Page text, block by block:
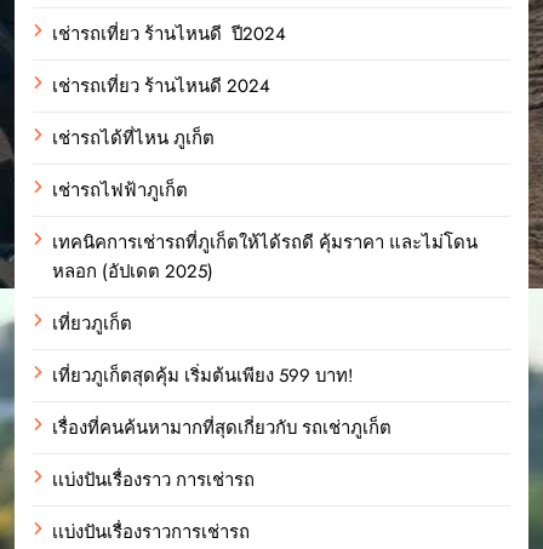
เช่ารถเที่ยว ร้านไหนดี ปี2024
เช่ารถเที่ยว ร้านไหนดี 2024
เช่ารถได้ที่ไหน ภูเก็ต
เช่ารถไฟฟ้าภูเก็ต
เทคนิคการเช่ารถที่ภูเก็ตให้ได้รถดี คุ้มราคา และไม่โดน
หลอก (อัปเดต 2025)
เที่ยวภูเก็ต
เที่ยวภูเก็ตสุดคุ้ม เริ่มต้นเพียง 599 บาท!
เรื่องที่คนค้นหามากที่สุดเกี่ยวกับ รถเช่าภูเก็ต
เเบ่งปันเรื่องราว การเช่ารถ
เเบ่งปันเรื่องราวการเช่ารถ